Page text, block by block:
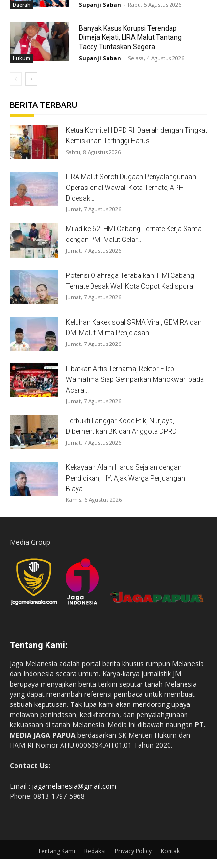
Daerah Supanji Saban - Rabu, 5 Agustus 2026
Hukum
Banyak Kasus Korupsi Terendap
Dimeja Kejati, LIRA Malut Tantang
Tacoy Tuntaskan Segera
Supanji Saban - Selasa, 4 Agustus 2026
BERITA TERBARU
Ketua Komite III DPD RI: Daerah dengan Tingkat
Kemiskinan Tertinggi Harus...
Sabtu, 8 Agustus 2026
LIRA Malut Soroti Dugaan Penyalahgunaan
Operasional Wawali Kota Ternate, APH
Didesak...
Jumat, 7 Agustus 2026
Milad ke-62: HMI Cabang Ternate Kerja Sama
dengan PMI Malut Gelar...
Jumat, 7 Agustus 2026
Potensi Olahraga Terabaikan: HMI Cabang
Ternate Desak Wali Kota Copot Kadispora
Jumat, 7 Agustus 2026
Keluhan Kakek soal SRMA Viral, GEMIRA dan
DMI Malut Minta Penjelasan...
Jumat, 7 Agustus 2026
Libatkan Artis Ternama, Rektor Filep
Wamafma Siap Gemparkan Manokwari pada
Acara...
Jumat, 7 Agustus 2026
Terbukti Langgar Kode Etik, Nurjaya,
Diberhentikan BK dari Anggota DPRD
Jumat, 7 Agustus 2026
Kekayaan Alam Harus Sejalan dengan
Pendidikan, HY, Ajak Warga Perjuangan
Biaya...
Kamis, 6 Agustus 2026
Media Group
Tentang Kami:
Jaga Melanesia adalah portal berita khusus rumpun Melanesia
dan Indonesia secara umum. Karya-karya jurnalistik JM
berupaya menyajikan berita terkini seputar tanah Melanesia
yang dapat menambah referensi pembaca untuk membuat
sebuah keputusan. Tak lupa kami akan mendorong upaya
melawan penindasan, kediktatoran, dan penyalahgunaan
kekuasaan di tanah Melanesia. Media ini dibawah naungan PT.
MEDIA JAGA PAPUA berdasarkan SK Menteri Hukum dan
HAM RI Nomor AHU.0006094.AH.01.01 Tahun 2020.
Contact Us:
Email : jagamelanesia@gmail.com
Phone: 0813-1797-5968
Tentang Kami Redaksi Privacy Policy Kontak